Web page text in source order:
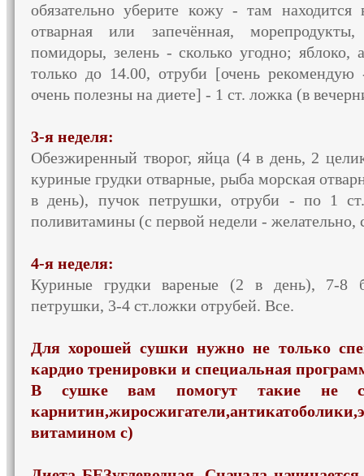
обязательно уберите кожу - там
отварная или запечённая,
помидоры, зелень - сколько угодно;
только до 14.00, отруби [очень рекомендую
очень полезны на диете] - 1 ст. ложка (в
3-я неделя:
Обезжиренный творог, яйца (4 в день, 2
куриные грудки отварные, рыба морская
в день), пучок петрушки, отруби - по 1
поливитамины (с первой недели - желательно,
4-я неделя:
Куриные грудки вареные (2 в день), 7-8
петрушки, 3-4 ст.ложки отрубей. Все.
Для хорошей сушки нужно не только
кардио тренировки и специальная
В сушке вам помогут такие не
витамином с)